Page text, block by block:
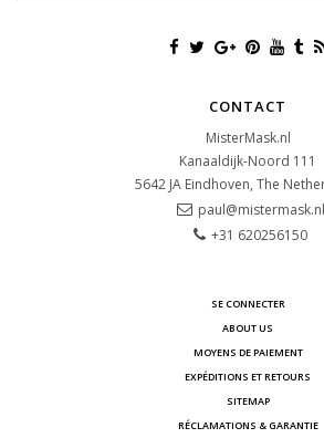
CONTACT
MisterMask.nl
Kanaaldijk-Noord 111
5642 JA Eindhoven, The
paul@mistermask.nl
+31 620256150
SE CONNECTER
ABOUT US
MOYENS DE PAIEMENT
EXPÉDITIONS ET RETOURS
SITEMAP
RÉCLAMATIONS & GARANTIE